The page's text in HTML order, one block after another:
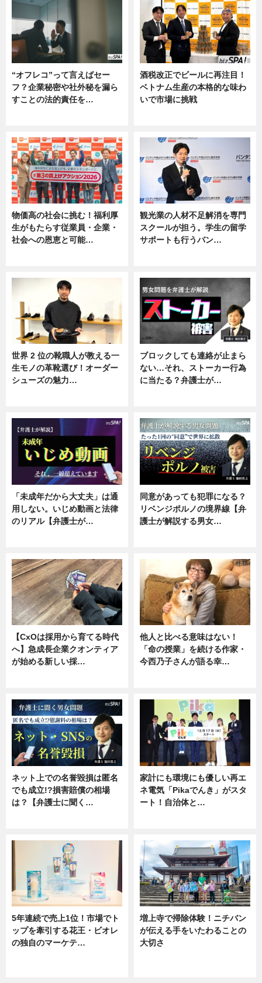
“オフレコ”って言えばセー
フ？企業秘密や社外秘を漏ら
すことの法的責任を…
酒税改正でビールに再注目！
ベトナム生産の本格的な味わ
いで市場に挑戦
物価高の社会に挑む！福利厚
生がもたらす従業員・企業・
社会への恩恵と可能…
観光業の人材不足解消を専門
スクールが担う。学生の留学
サポートも行うバン…
世界 2 位の靴職人が教える一
生モノの革靴選び！オーダー
シューズの魅力…
ブロックしても連絡が止まら
ない…それ、ストーカー行為
に当たる？弁護士が…
「未成年だから大丈夫」は通
用しない。いじめ動画と法律
のリアル【弁護士が…
同意があっても犯罪になる？
リベンジポルノの境界線【弁
護士が解説する男女…
【CxOは採用から育てる時代
へ】急成長企業クオンティア
が始める新しい採…
他人と比べる意味はない！
「命の授業」を続ける作家・
今西乃子さんが語る幸…
ネット上での名誉毀損は匿名
でも成立!?損害賠償の相場
は？【弁護士に聞く…
家計にも環境にも優しい再エ
ネ電気「Pikaでんき」がスタ
ート！自治体と…
5年連続で売上1位！市場でト
ップを牽引する花王・ビオレ
の独自のマーケテ…
増上寺で掃除体験！ニチバン
が伝える手をいたわることの
大切さ